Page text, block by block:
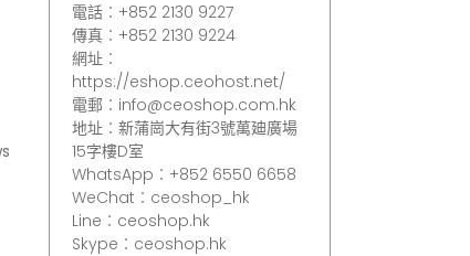
電話︰+852 2130 9227
傳真︰+852 2130 9224
網址︰
https://eshop.ceohost.net/
電郵︰info@ceoshop.com.hk
地址︰新蒲崗大有街3號萬廸廣場
15字樓D室
WhatsApp︰+852 6550 6658
WeChat︰ceoshop_hk
Line︰ceoshop.hk
Skype︰ceoshop.hk